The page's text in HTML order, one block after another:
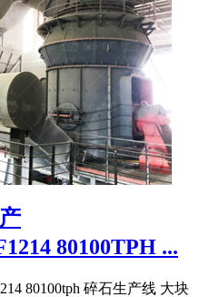
80100TPH ...
80100tph 碎石生产线 大块